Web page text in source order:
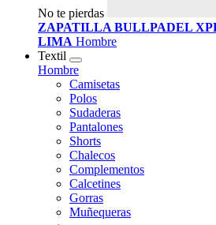
No te pierdas
ZAPATILLA BULLPADEL
LIMA Hombre
Textil
Hombre
Camisetas
Polos
Sudaderas
Pantalones
Shorts
Chalecos
Complementos
Calcetines
Gorras
Muñequeras